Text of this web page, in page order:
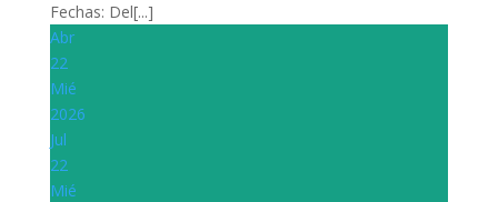
Fechas: Del[...]
Abr
22
Mié
2026
Jul
22
Mié